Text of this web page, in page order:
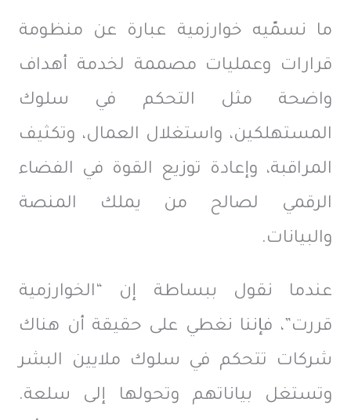
ما نسمّيه خوارزمية عبارة عن منظومة
قرارات وعمليات مصممة لخدمة أهداف
واضحة مثل التحكم في سلوك
المستهلكين، واستغلال العمال، وتكثيف
المراقبة، وإعادة توزيع القوة في الفضاء
الرقمي لصالح من يملك المنصة
والبيانات.
عندما نقول ببساطة إن “الخوارزمية
قررت”، فإننا نغطي على حقيقة أن هناك
شركات تتحكم في سلوك ملايين البشر
وتستغل بياناتهم وتحولها إلى سلعة.